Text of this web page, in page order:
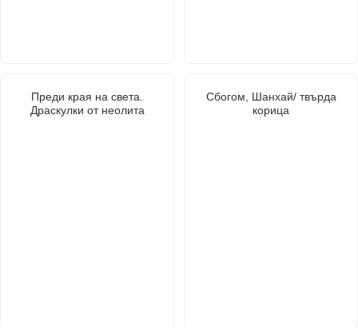
Преди края на света.
Драскулки от неолита
Сбогом, Шанхай/ твърда
корица